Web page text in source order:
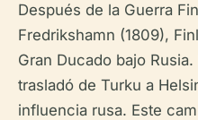
Después de la Guerra
Fredrikshamn (1809),
Gran Ducado bajo
trasladó de Turku a
influencia rusa. Este